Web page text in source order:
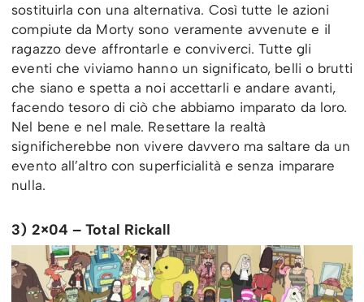
sostituirla con una alternativa. Così tutte le azioni
compiute da Morty sono veramente avvenute e il
ragazzo deve affrontarle e conviverci. Tutte gli
eventi che viviamo hanno un significato, belli o brutti
che siano e spetta a noi accettarli e andare avanti,
facendo tesoro di ciò che abbiamo imparato da loro.
Nel bene e nel male. Resettare la realtà
significherebbe non vivere davvero ma saltare da un
evento all’altro con superficialità e senza imparare
nulla.
3) 2×04 – Total Rickall